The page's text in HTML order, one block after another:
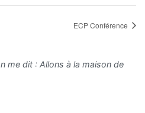
ECP Conférence
me dit : Allons à la maison de